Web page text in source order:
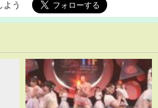
よう